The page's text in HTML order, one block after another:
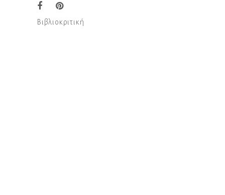
Βιβλιοκριτική